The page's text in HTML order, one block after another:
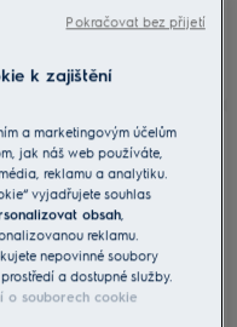
k zajištění
a marketingovým účelům
jak náš web používáte,
reklamu a analytiku.
vyjadřujete souhlas
obsah
reklamu.
nepovinné soubory
a dostupné služby.
o souborech cookie
Pokračovat bez přijetí